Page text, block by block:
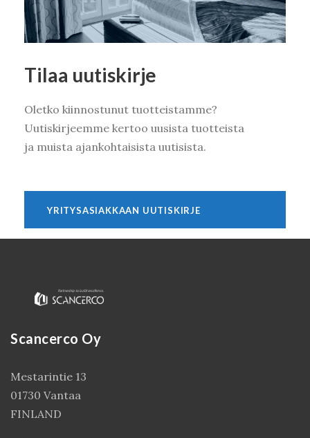
Tilaa uutiskirje
Oletko kiinnostunut tuotteistamme?
Uutiskirjeemme kertoo uusista tuotteista
ja muista ajankohtaisista uutisista.
YRITYSASIAKKAAN UUTISKIRJE
Scancerco Oy
Mestarintie 13
01730 Vantaa
FINLAND